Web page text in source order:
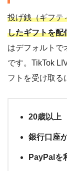
投げ銭（ギフテ
したギフトを配
はデフォルトで
です。TikTok
フトを受け取る
20歳以上
銀行口座
PayPalを